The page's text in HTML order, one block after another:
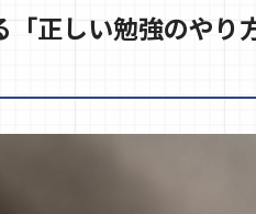
正しい勉強のやり